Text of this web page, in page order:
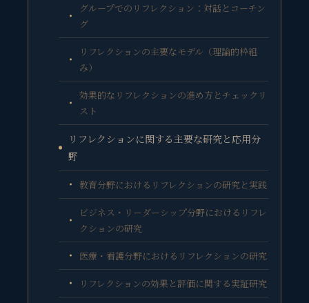
グループでのリフレクション：対話とコーチン
グ
リフレクションの主要なモデル（理論的枠組
み）
効果的なリフレクションの進め方とチェックリ
スト
リフレクションに関する主要な研究と応用分
野
教育分野におけるリフレクションの研究と実践
ビジネス・リーダーシップ分野におけるリフレ
クションの研究
医療・看護分野におけるリフレクションの研究
リフレクションの効果と評価に関する実証研究